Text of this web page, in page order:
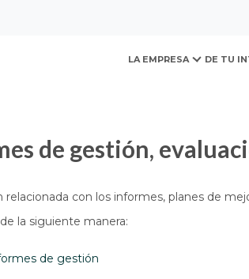
Renovación y
LA EMPRESA DE TU
de gestión,
relacionada con los informes, planes de
la siguiente manera:
de gestión